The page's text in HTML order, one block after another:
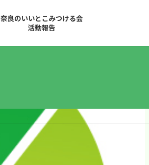
奈良のいいとこみつける会
活動報告